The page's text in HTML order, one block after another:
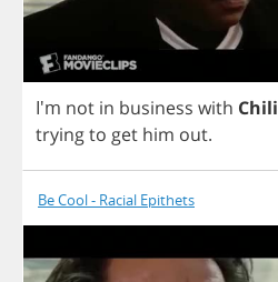
I'm not in business with Chili
tryingto get him out.
Be Cool - Racial Epithets